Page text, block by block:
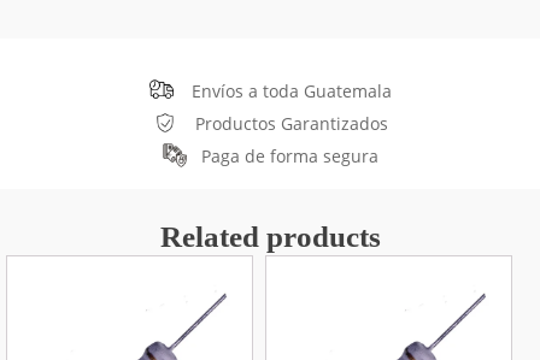
Envíos a toda Guatemala
Productos Garantizados
Paga de forma segura
Related products